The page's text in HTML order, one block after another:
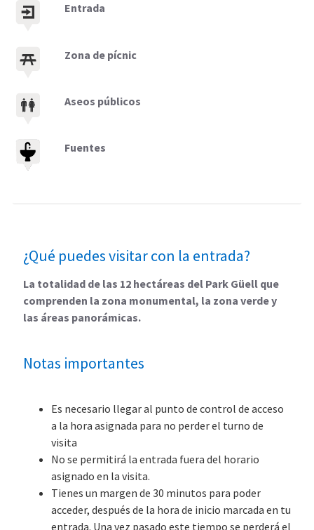
Entrada
Zona de pícnic
Aseos públicos
Fuentes
¿Qué puedes visitar con la entrada?
La totalidad de las 12 hectáreas del Park Güell que
comprenden la zona monumental, la zona verde y
las áreas panorámicas.
Notas importantes
Es necesario llegar al punto de control de acceso
a la hora asignada para no perder el turno de
visita
No se permitirá la entrada fuera del horario
asignado en la visita.
Tienes un margen de 30 minutos para poder
acceder, después de la hora de inicio marcada en tu
entrada. Una vez pasado este tiempo se perderá el